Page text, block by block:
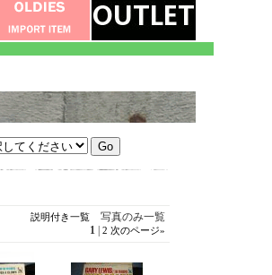
説明付き一覧写真のみ一覧
1| 2 次のページ»